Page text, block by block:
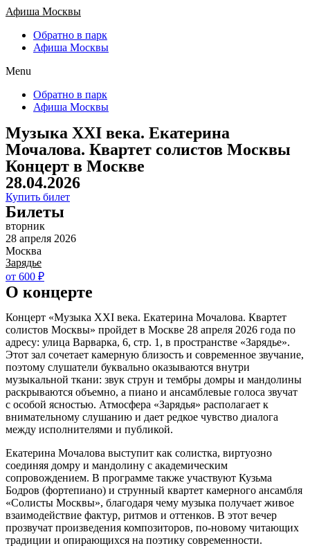
Афиша Москвы
Обратно в парк
Афиша Москвы
Menu
Обратно в парк
Афиша Москвы
Музыка XXI века. Екатерина
Мочалова. Квартет солистов Москвы
Концерт в Москве
28.04.2026
Купить билет
Билеты
вторник
28 апреля 2026
Москва
Зарядье
от 600 ₽
О концерте
Концерт «Музыка XXI века. Екатерина Мочалова. Квартет
солистов Москвы» пройдет в Москве 28 апреля 2026 года по
адресу: улица Варварка, 6, стр. 1, в пространстве «Зарядье».
Этот зал сочетает камерную близость и современное звучание,
поэтому слушатели буквально оказываются внутри
музыкальной ткани: звук струн и тембры домры и мандолины
раскрываются объемно, а пиано и ансамблевые голоса звучат
с особой ясностью. Атмосфера «Зарядья» располагает к
внимательному слушанию и дает редкое чувство диалога
между исполнителями и публикой.
Екатерина Мочалова выступит как солистка, виртуозно
соединяя домру и мандолину с академическим
сопровождением. В программе также участвуют Кузьма
Бодров (фортепиано) и струнный квартет камерного ансамбля
«Солисты Москвы», благодаря чему музыка получает живое
взаимодействие фактур, ритмов и оттенков. В этот вечер
прозвучат произведения композиторов, по-новому читающих
традиции и опирающихся на поэтику современности.